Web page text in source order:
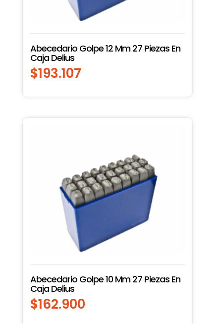
Abecedario Golpe 12 Mm 27 Piezas En
Caja Delius
$193.107
Abecedario Golpe 10 Mm 27 Piezas En
Caja Delius
$162.900